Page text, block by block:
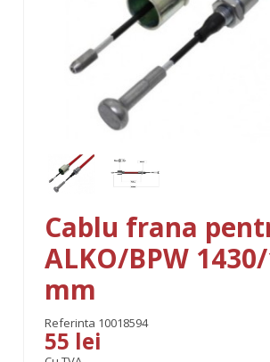
Cablu frana
ALKO/BPW
mm
Referinta 10018594
55 lei